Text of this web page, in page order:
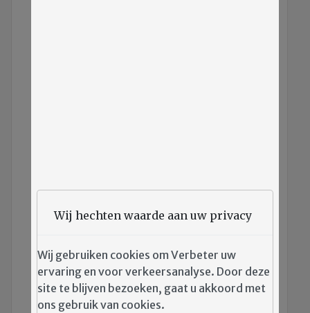
Afbeelding: Spreekbuis Herfst 2025
Credits:
Redactie Spreekbuis WLB
Joannaplantsoen/drukkerij
Wij hechten waarde aan uw privacy
Wij gebruiken cookies om Verbeter uw
ervaring en voor verkeersanalyse. Door deze
site te blijven bezoeken, gaat u akkoord met
ons gebruik van cookies.